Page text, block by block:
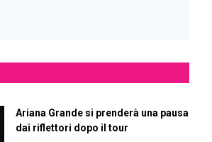
Ariana Grande si prenderà una pausa
dai riflettori dopo il tour